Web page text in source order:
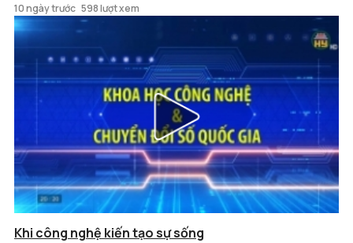
10 ngày trước 598 lượt xem
Khi công nghệ kiến tạo sự sống